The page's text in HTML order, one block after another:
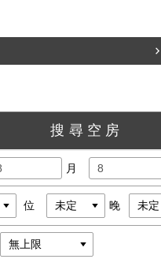
搜尋空房
月
位 晚